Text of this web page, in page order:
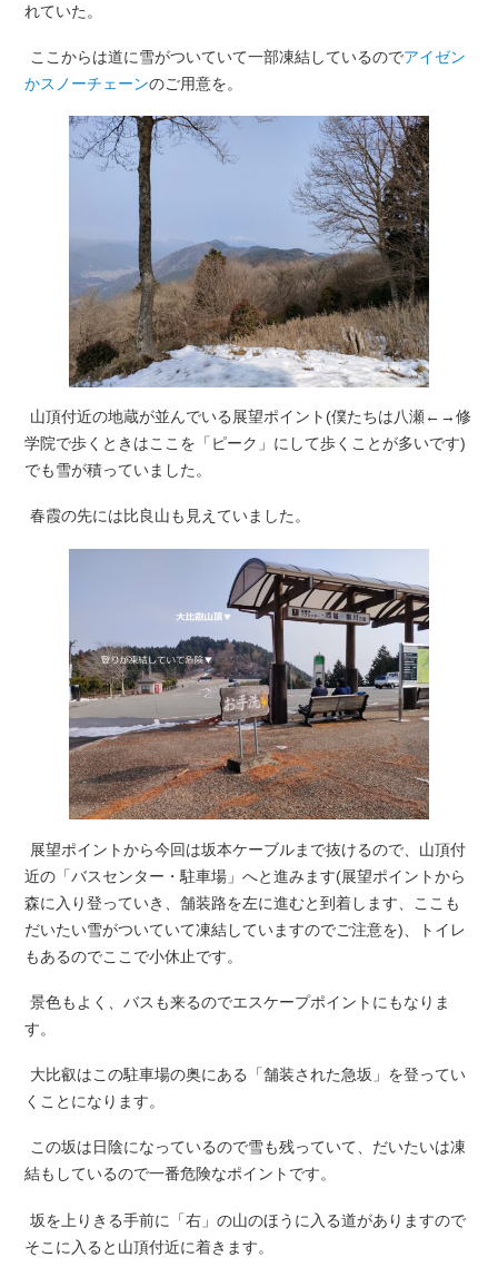
れていた。
ここからは道に雪がついていて一部凍結しているのでアイゼン
かスノーチェーンのご用意を。
山頂付近の地蔵が並んでいる展望ポイント(僕たちは八瀬←→修
学院で歩くときはここを「ピーク」にして歩くことが多いです)
でも雪が積っていました。
春霞の先には比良山も見えていました。
展望ポイントから今回は坂本ケーブルまで抜けるので、山頂付
近の「バスセンター・駐車場」へと進みます(展望ポイントから
森に入り登っていき、舗装路を左に進むと到着します、ここも
だいたい雪がついていて凍結していますのでご注意を)、トイレ
もあるのでここで小休止です。
景色もよく、バスも来るのでエスケープポイントにもなりま
す。
大比叡はこの駐車場の奥にある「舗装された急坂」を登ってい
くことになります。
この坂は日陰になっているので雪も残っていて、だいたいは凍
結もしているので一番危険なポイントです。
坂を上りきる手前に「右」の山のほうに入る道がありますので
そこに入ると山頂付近に着きます。